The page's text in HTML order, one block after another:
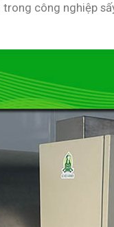
công nghiệp